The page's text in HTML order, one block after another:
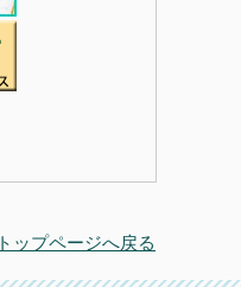
トップページへ戻る